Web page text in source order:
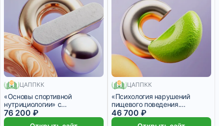
1012 месяцев
ЦАППКК
«Основы спортивной
нутрициологии» с
присвоением квалификации
«Фитнес-нутрициолог»
76 200 ₽
680 месяцев
ЦАППКК
«Психология нарушений
пищевого поведения.
Стратегии оказания
психологической помощи» с
46 700 ₽